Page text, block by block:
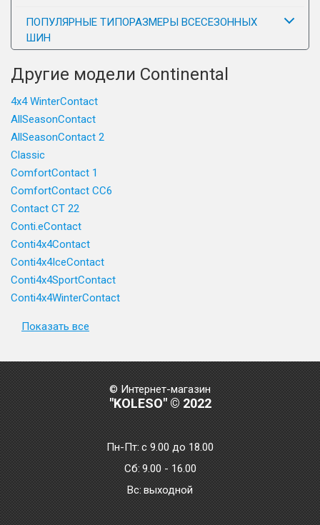
ПОПУЛЯРНЫЕ ТИПОРАЗМЕРЫ ВСЕСЕЗОННЫХ
ШИН
Другие модели Continental
4x4 WinterContact
AllSeasonContact
AllSeasonContact 2
Classic
ComfortContact 1
ComfortContact CC6
Contact CT 22
Conti.eContact
Conti4x4Contact
Conti4x4IceContact
Conti4x4SportContact
Conti4x4WinterContact
Показать все
© Интернет-магазин
"KOLESO" © 2022
Пн-Пт:с 9.00 до 18.00
Сб: 9.00 - 16.00
Bc: выходной